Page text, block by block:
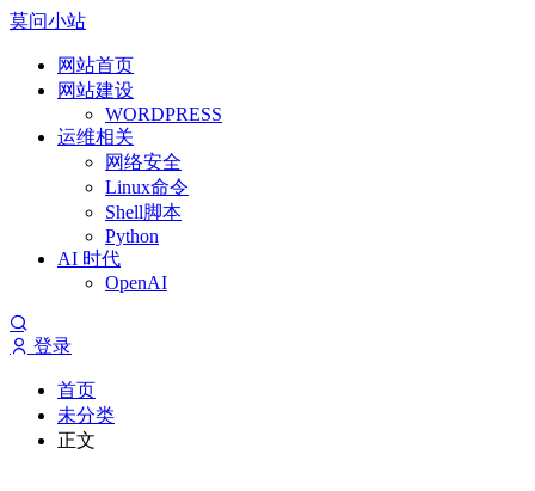
莫问小站
网站首页
网站建设
WORDPRESS
运维相关
网络安全
Linux命令
Shell脚本
Python
AI 时代
OpenAI
登录
首页
未分类
正文